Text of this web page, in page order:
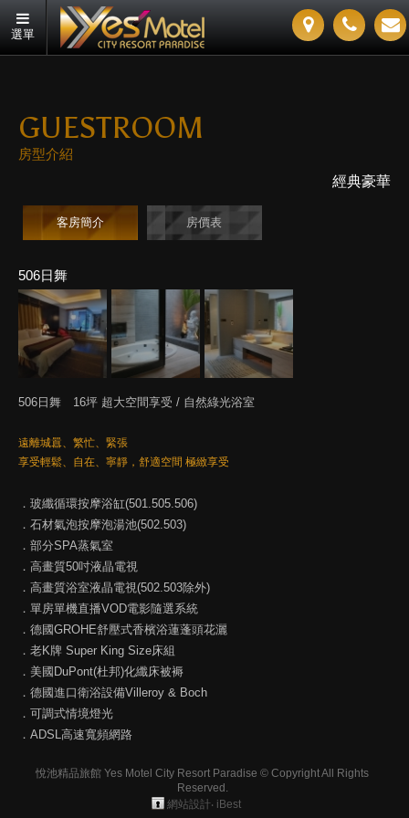
選單
GUESTROOM
房型介紹
經典豪華
客房簡介 房價表
506日舞
506日舞 16坪 超大空間享受 / 自然綠光浴室
遠離城囂、繁忙、緊張
享受輕鬆、自在、寧靜，舒適空間 極緻享受
．玻纖循環按摩浴缸(501.505.506)
．石材氣泡按摩泡湯池(502.503)
．部分SPA蒸氣室
．高畫質50吋液晶電視
．高畫質浴室液晶電視(502.503除外)
．單房單機直播VOD電影隨選系統
．德國GROHE舒壓式香檳浴蓮蓬頭花灑
．老K牌 Super King Size床組
．美國DuPont(杜邦)化纖床被褥
．德國進口衛浴設備Villeroy & Boch
．可調式情境燈光
．ADSL高速寬頻網路
悅池精品旅館 Yes Motel City Resort Paradise © Copyright All Rights
Reserved.
網站設計‧ iBest